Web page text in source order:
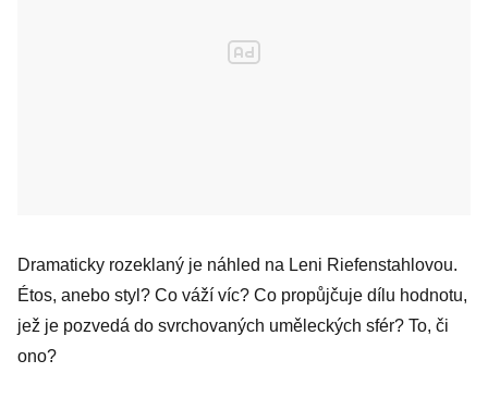
Dramaticky rozeklaný je náhled na Leni Riefenstahlovou.
Étos, anebo styl? Co váží víc? Co propůjčuje dílu hodnotu,
jež je pozvedá do svrchovaných uměleckých sfér? To, či
ono?